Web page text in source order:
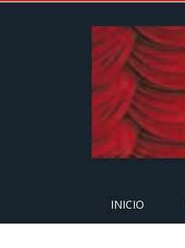
INICIO